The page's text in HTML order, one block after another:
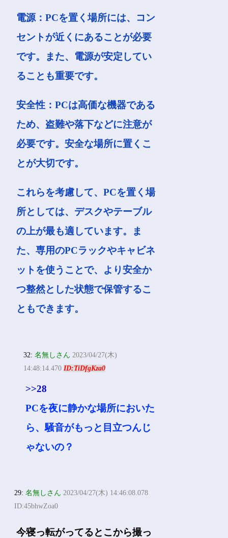
電源：PCを置く場所には、コン
セントが近くにあることが必要
です。また、電源が安定してい
ることも重要です。
安全性：PCは高価な機器である
ため、盗難や落下などに注意が
必要です。安全な場所に置くこ
とが大切です。
これらを考慮して、PCを置く場
所としては、デスクやテーブル
の上が最も適しています。ま
た、専用のPCラックやキャビネ
ットを使うことで、より安全か
つ整然とした状態で保管するこ
ともできます。
32:名無しさん 2023/04/27(木)
14:48:14.470ID:TiDfgKza0
>>28
PCを夜に静かな場所においた
ら、騒音がもっと目立つんじ
ゃないの？
29:名無しさん 2023/04/27(木) 14:46:08.078
ID:45bhwZoa0
今寝っ転がってるとこから撮っ